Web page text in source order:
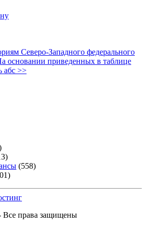
Северо-Западного федерального
основании приведенных в таблице
абс >>
(558)
Все права защищены